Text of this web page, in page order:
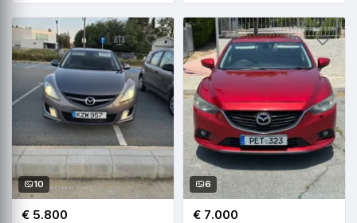
10
€ 5.800
6
€ 7.000